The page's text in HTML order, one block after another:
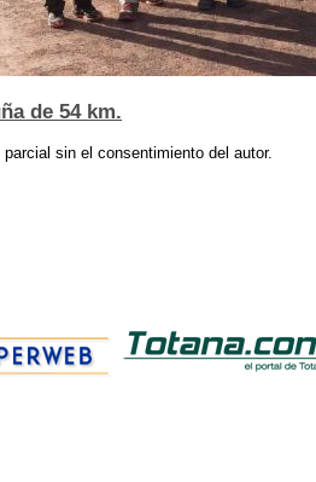
de 54 km.
sin el consentimiento del autor.